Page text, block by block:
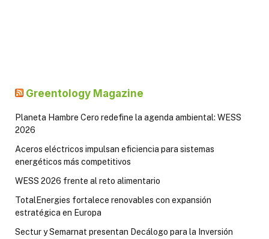
Greentology Magazine
Planeta Hambre Cero redefine la agenda ambiental: WESS
2026
Aceros eléctricos impulsan eficiencia para sistemas
energéticos más competitivos
WESS 2026 frente al reto alimentario
TotalEnergies fortalece renovables con expansión
estratégica en Europa
Sectur y Semarnat presentan Decálogo para la Inversión